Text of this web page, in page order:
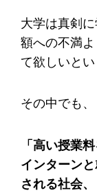
大学は真剣
額への不満
て欲しいとい
その中でも、
「高い授業
インターン
される社会